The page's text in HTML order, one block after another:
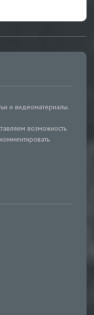
и видеоматериалы.
возможность